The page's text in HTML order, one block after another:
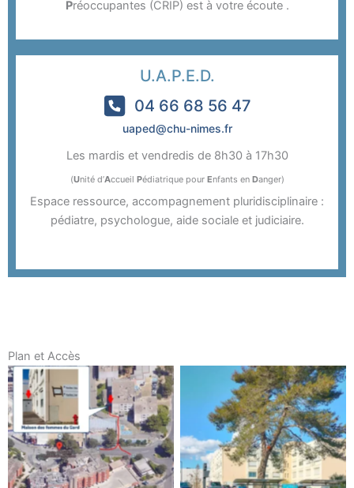
Préoccupantes (CRIP) est à votre écoute .
U.A.P.E.D.
04 66 68 56 47
uaped@chu-nimes.fr
Les mardis et vendredis de 8h30 à 17h30
(Unité d’Accueil Pédiatrique pour Enfants en Danger)
Espace ressource, accompagnement pluridisciplinaire :
pédiatre, psychologue, aide sociale et judiciaire.
Plan et Accès